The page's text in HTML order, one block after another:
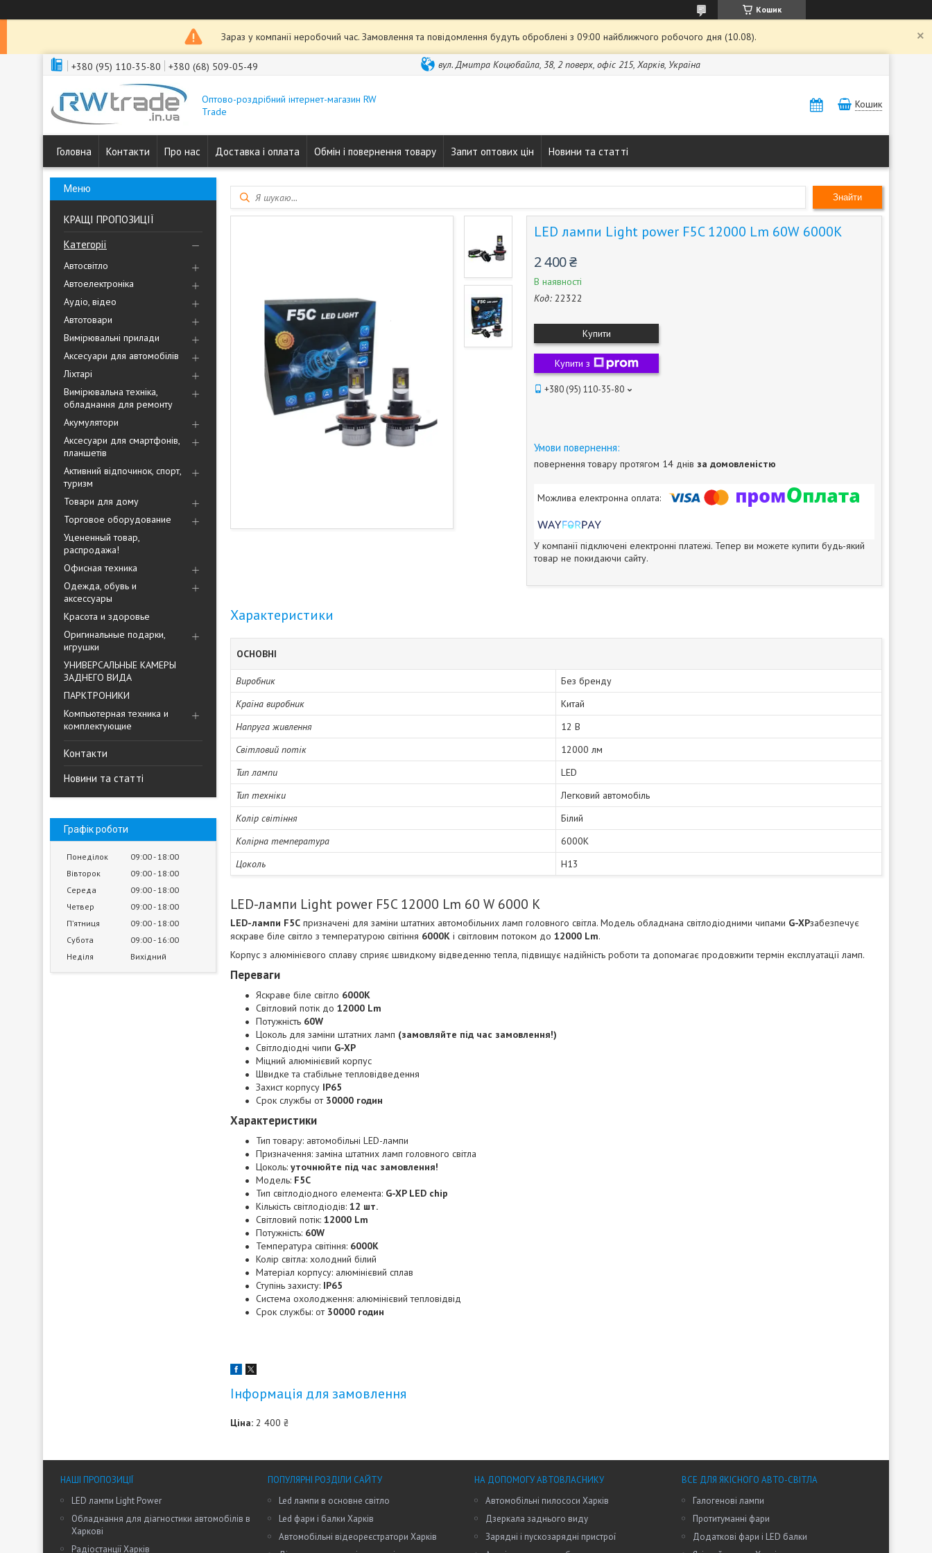
Кошик
Зараз у компанії неробочий час. Замовлення та повідомлення будуть оброблені з 09:00 найближчого робочого дня (10.08).
+380 (95) 110-35-80 +380 (68) 509-05-49 вул. Дмитра Коцюбайла, 38, 2 поверх, офіс 215, Харків, Україна
Оптово-роздрібний інтернет-магазин RW
Trade
Кошик
Головна Контакти Про нас Доставка і оплата Обмін і повернення товару Запит оптових цін Новини та статті
КРАЩІ ПРОПОЗИЦІЇ
Категорії
Автосвітло
Автоелектроніка
Аудіо, відео
Автотовари
Вимірювальні прилади
Аксесуари для автомобілів
Ліхтарі
Вимірювальна техніка,
обладнання для ремонту
Акумулятори
Аксесуари для смартфонів,
планшетів
Активний відпочинок, спорт,
туризм
Товари для дому
Торговое оборудование
Уцененный товар,
распродажа!
Офисная техника
Одежда, обувь и
аксессуары
Красота и здоровье
Оригинальные подарки,
игрушки
УНИВЕРСАЛЬНЫЕ КАМЕРЫ
ЗАДНЕГО ВИДА
ПАРКТРОНИКИ
Компьютерная техника и
комплектующие
Контакти
Новини та статті
Графік роботи
Понеділок 09:00 18:00
Вівторок
09:00 18:00
Середа
09:00 18:00
Четвер
09:00 18:00
Пʼятниця
09:00 18:00
Субота
09:00 16:00
Неділя
Вихідний
Знайти
LED лампи Light power F5C 12000 Lm 60W 6000K
2 400 ₴
В наявності
Код: 22322
Купити
Купити з
+380 (95) 110-35-80
повернення товару протягом 14 днів за домовленістю
У компанії підключені електронні платежі. Тепер ви можете купити будь-який
товар не покидаючи сайту.
Характеристики
ОСНОВНІ
Виробник
Без бренду
Країна виробник
Китай
Напруга живлення
12 В
Світловий потік
12000 лм
Тип лампи
LED
Тип техніки
Легковий автомобіль
Колір світіння
Білий
Колірна температура
6000K
Цоколь
H13
LED-лампи Light power F5C 12000 Lm 60 W 6000 K
LED-лампи F5C призначені для заміни штатних автомобільних ламп головного світла. Модель обладнана світлодіодними чипами G-XPзабезпечує
яскраве біле світло з температурою світіння 6000K і світловим потоком до 12000 Lm.
Корпус з алюмінієвого сплаву сприяє швидкому відведенню тепла, підвищує надійність роботи та допомагає продовжити термін експлуатації ламп.
Переваги
Яскраве біле світло 6000K
Світловий потік до 12000 Lm
Потужність 60W
Цоколь для заміни штатних ламп (замовляйте під час замовлення!)
Світлодіодні чипи G-XP
Міцний алюмінієвий корпус
Швидке та стабільне тепловідведення
Захист корпусу IP65
Срок службы от 30000 годин
Характеристики
Тип товару: автомобільні LED-лампи
Призначення: заміна штатних ламп головного світла
Цоколь: уточнюйте під час замовлення!
Модель: F5C
Тип світлодіодного елемента: G-XP LED chip
Кількість світлодіодів: 12 шт.
Світловий потік: 12000 Lm
Потужність: 60W
Температура світіння: 6000K
Колір світла: холодний білий
Матеріал корпусу: алюмінієвий сплав
Ступінь захисту: IP65
Система охолодження: алюмінієвий тепловідвід
Срок службы: от 30000 годин
Інформація для замовлення
Ціна: 2 400 ₴
НАШІ ПРОПОЗИЦІЇ
LED лампи Light Power
Обладнання для діагностики автомобілів в
Харкові
Радіостанції Харків
ПОПУЛЯРНІ РОЗДІЛИ САЙТУ
Led лампи в основне світло
Led фари і балки Харків
Автомобільні відеореєстратори Харків
НА ДОПОМОГУ АВТОВЛАСНИКУ
Автомобільні пилососи Харків
Дзеркала заднього виду
Зарядні і пускозарядні пристрої
ВСЕ ДЛЯ ЯКІСНОГО АВТО-СВІТЛА
Галогенові лампи
Протитуманні фари
Додаткові фари і LED балки